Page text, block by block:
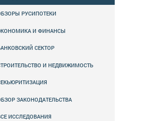
РУСИПОТЕКИ
И ФИНАНСЫ
СЕКТОР
И НЕДВИЖИМОСТЬ
ЗАКОНОДАТЕЛЬСТВА
ИССЛЕДОВАНИЯ